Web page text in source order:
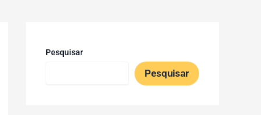
Pesquisar
Pesquisar